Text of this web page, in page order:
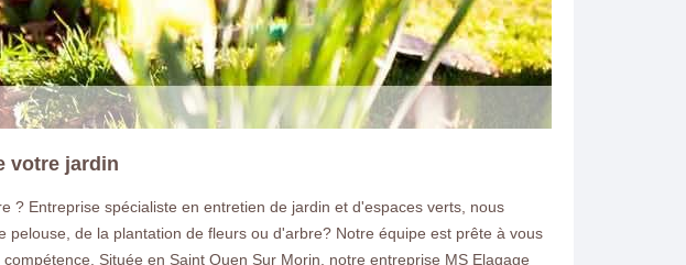
votre jardin
? Entreprise spécialiste en entretien de jardin et d'espaces verts, nous
de la plantation de fleurs ou d'arbre? Notre équipe est prête à vous
Située en Saint Ouen Sur Morin, notre entreprise MS Elagage